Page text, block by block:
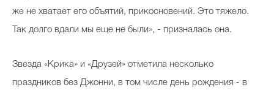
же не хватает его объятий, прикосновений. Это тяжело.
Так долго вдали мы еще не были», - призналась она.
Звезда «Крика» и «Друзей» отметила несколько
праздников без Джонни, в том числе день рождения - в